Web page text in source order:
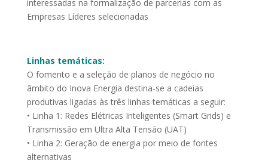
interessadas na formalização de parcerias com as
Empresas Líderes selecionadas
Linhas temáticas:
O fomento e a seleção de planos de negócio no
âmbito do Inova Energia destina-se a cadeias
produtivas ligadas às três linhas temáticas a seguir:
• Linha 1: Redes Elétricas Inteligentes (Smart Grids) e
Transmissão em Ultra Alta Tensão (UAT)
• Linha 2: Geração de energia por meio de fontes
alternativas